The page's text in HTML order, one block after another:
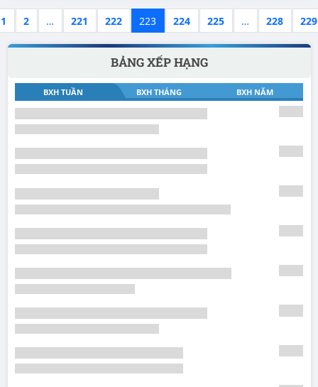
1 2 … 221 222 223 224 225 … 228 229
BẢNG XẾP HẠNG
BXH TUẦN BXH THÁNG BXH NĂM